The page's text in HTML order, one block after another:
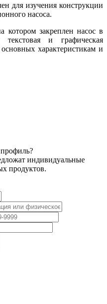
для изучения конструкции
насоса.
котором закреплен насос в
и графическая
характеристикам и
индивидуальные
продуктов.